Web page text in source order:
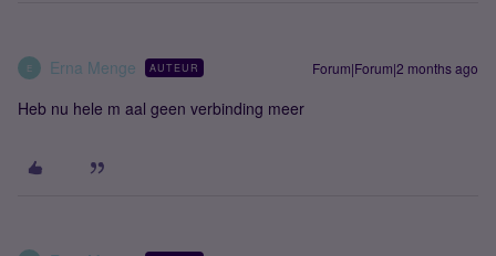
E Erna Menge AUTEUR Forum|Forum|2 months ago
Heb nu hele m aal geen verbinding meer